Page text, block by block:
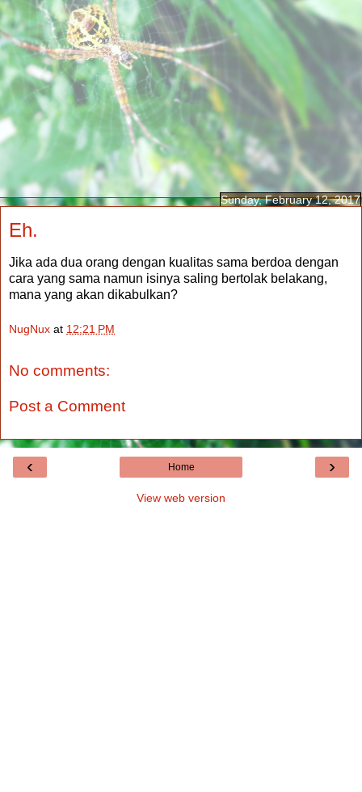
Sunday, February 12, 2017
Eh.
Jika ada dua orang dengan kualitas sama berdoa dengan
cara yang sama namun isinya saling bertolak belakang,
mana yang akan dikabulkan?
NugNux at 12:21 PM
No comments:
Post a Comment
‹ ›
Home
View web version